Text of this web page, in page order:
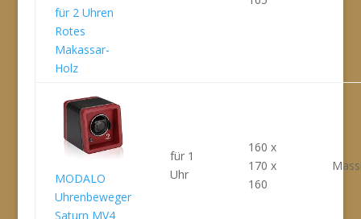
für 2 Uhren
Rotes
Makassar-
Holz
MODALO
Uhrenbeweger
Saturn MV4
für 1
Uhr
160 x
170 x
160